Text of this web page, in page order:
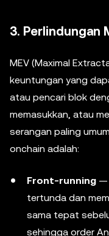
3. Perlindungan
MEV (Maximal
keuntungan yang
atau pencari blok
memasukkan, atau
serangan paling
onchain adalah:
Front-running —
tertunda dan
sama tepat
sehingga order